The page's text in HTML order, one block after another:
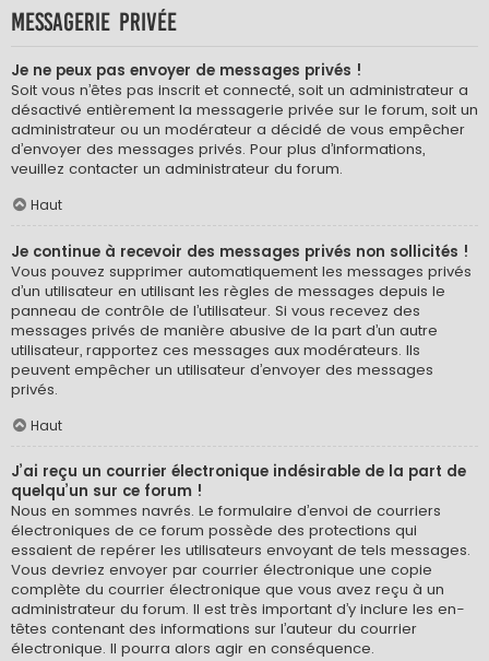
Messagerie privée
Je ne peux pas envoyer de messages privés !
Soit vous n’êtes pas inscrit et connecté, soit un administrateur a
désactivé entièrement la messagerie privée sur le forum, soit un
administrateur ou un modérateur a décidé de vous empêcher
d’envoyer des messages privés. Pour plus d’informations,
veuillez contacter un administrateur du forum.
Haut
Je continue à recevoir des messages privés non sollicités !
Vous pouvez supprimer automatiquement les messages privés
d’un utilisateur en utilisant les règles de messages depuis le
panneau de contrôle de l’utilisateur. Si vous recevez des
messages privés de manière abusive de la part d’un autre
utilisateur, rapportez ces messages aux modérateurs. Ils
peuvent empêcher un utilisateur d’envoyer des messages
privés.
Haut
J’ai reçu un courrier électronique indésirable de la part de
quelqu’un sur ce forum !
Nous en sommes navrés. Le formulaire d’envoi de courriers
électroniques de ce forum possède des protections qui
essaient de repérer les utilisateurs envoyant de tels messages.
Vous devriez envoyer par courrier électronique une copie
complète du courrier électronique que vous avez reçu à un
administrateur du forum. Il est très important d’y inclure les en-
têtes contenant des informations sur l’auteur du courrier
électronique. Il pourra alors agir en conséquence.